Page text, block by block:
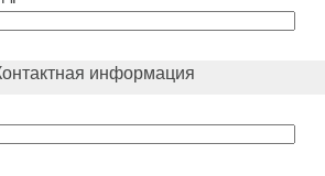
информация